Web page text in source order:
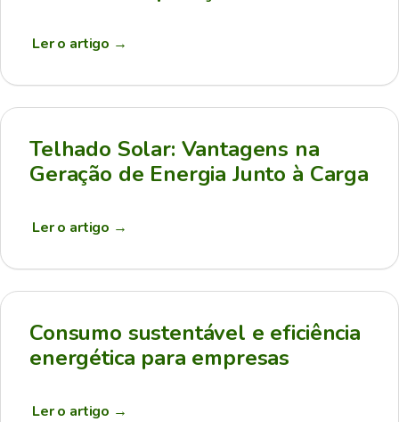
Ler o artigo →
Telhado Solar: Vantagens na
Geração de Energia Junto à Carga
Ler o artigo →
Consumo sustentável e eficiência
energética para empresas
Ler o artigo →